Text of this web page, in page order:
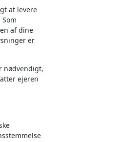
at levere
af dine
er
nødvendigt,
ejeren